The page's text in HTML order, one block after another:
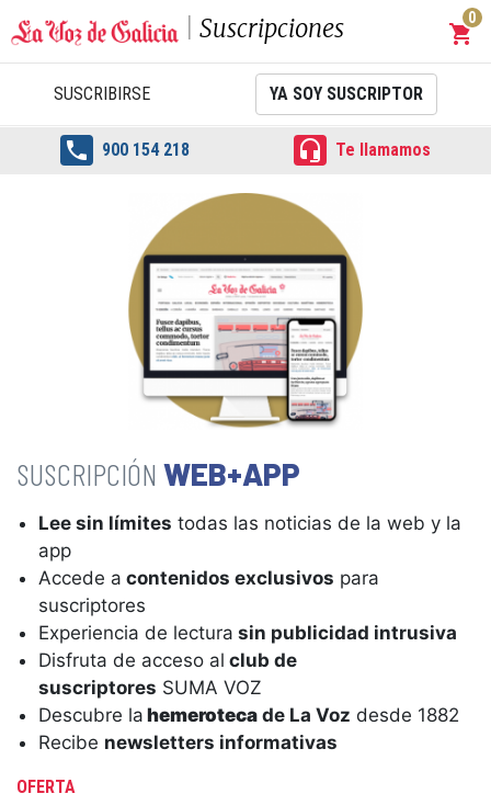
Suscripciones shopping_cart
0
SUSCRIBIRSE YA SOY SUSCRIPTOR
 900 154 218  Te llamamos
WEB+APP
Lee sin límites todas las noticias de la web y la
app
Accede a contenidos exclusivos para
suscriptores
Experiencia de lectura sin publicidad intrusiva
Disfruta de acceso al club de
suscriptores SUMA VOZ
Descubre la hemeroteca de La Voz desde 1882
Recibe newsletters informativas
OFERTA